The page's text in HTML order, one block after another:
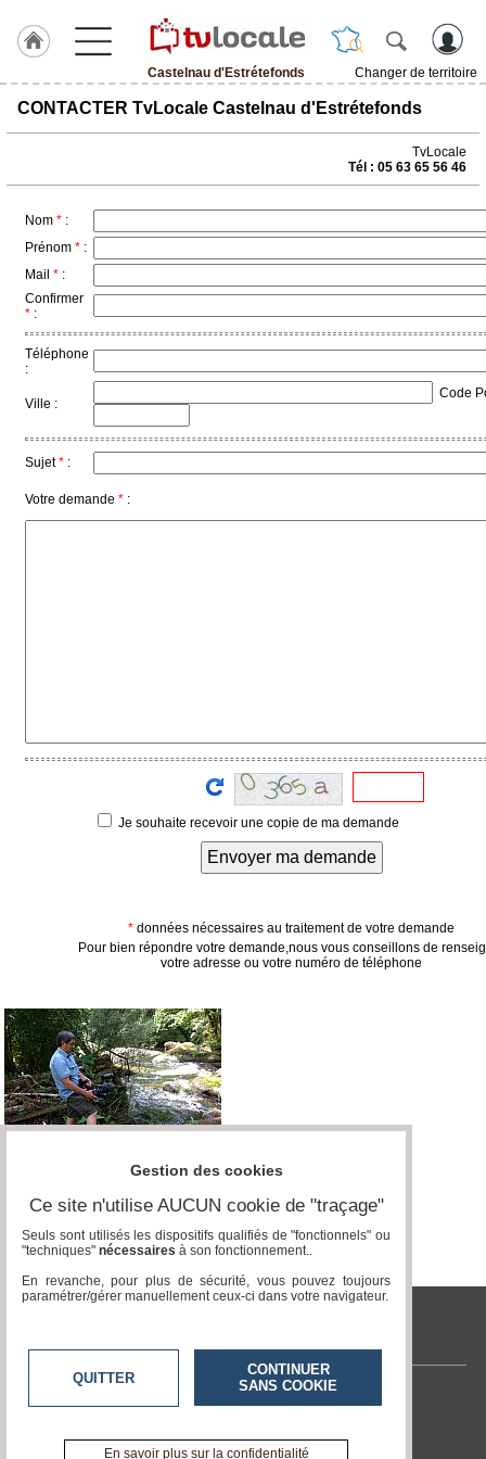
Castelnau d'Estrétefonds
Changer de territoire
J'adhère
Hulcoq
Castelnau
France
Accueil
RUBRIQUES
Gazette
Vidéos
Accès
éditeur
CONTACTER TvLocale Castelnau d'Estrétefonds
TvLocale
Tél : 05 63 65 56 46
Nom * :
Prénom * :
Mail * :
Confirmer
* :
Téléphone
:
Ville :
Code
Sujet* :
Votre demande * :
Je souhaite recevoir une copie de ma demande
Envoyer ma demande
* données nécessaires au traitement de votre demande
Pour bien répondre votre demande,nous vous conseillons de
votre adresse ou votre numéro de téléphone
tvlocale.fr
Contactez-nous
A propos de tvlocale.fr
Gestion des cookies
Ce site n'utilise AUCUN cookie de "traçage"
Seuls sont utilisés les dispositifs qualifiés de "fonctionnels" ou
"techniques" nécessaires à son fonctionnement..
En revanche, pour plus de sécurité, vous pouvez toujours
paramétrer/gérer manuellement ceux-ci dans votre navigateur.
QUITTER
CONTINUER
SANS COOKIE
En savoir plus sur la confidentialité